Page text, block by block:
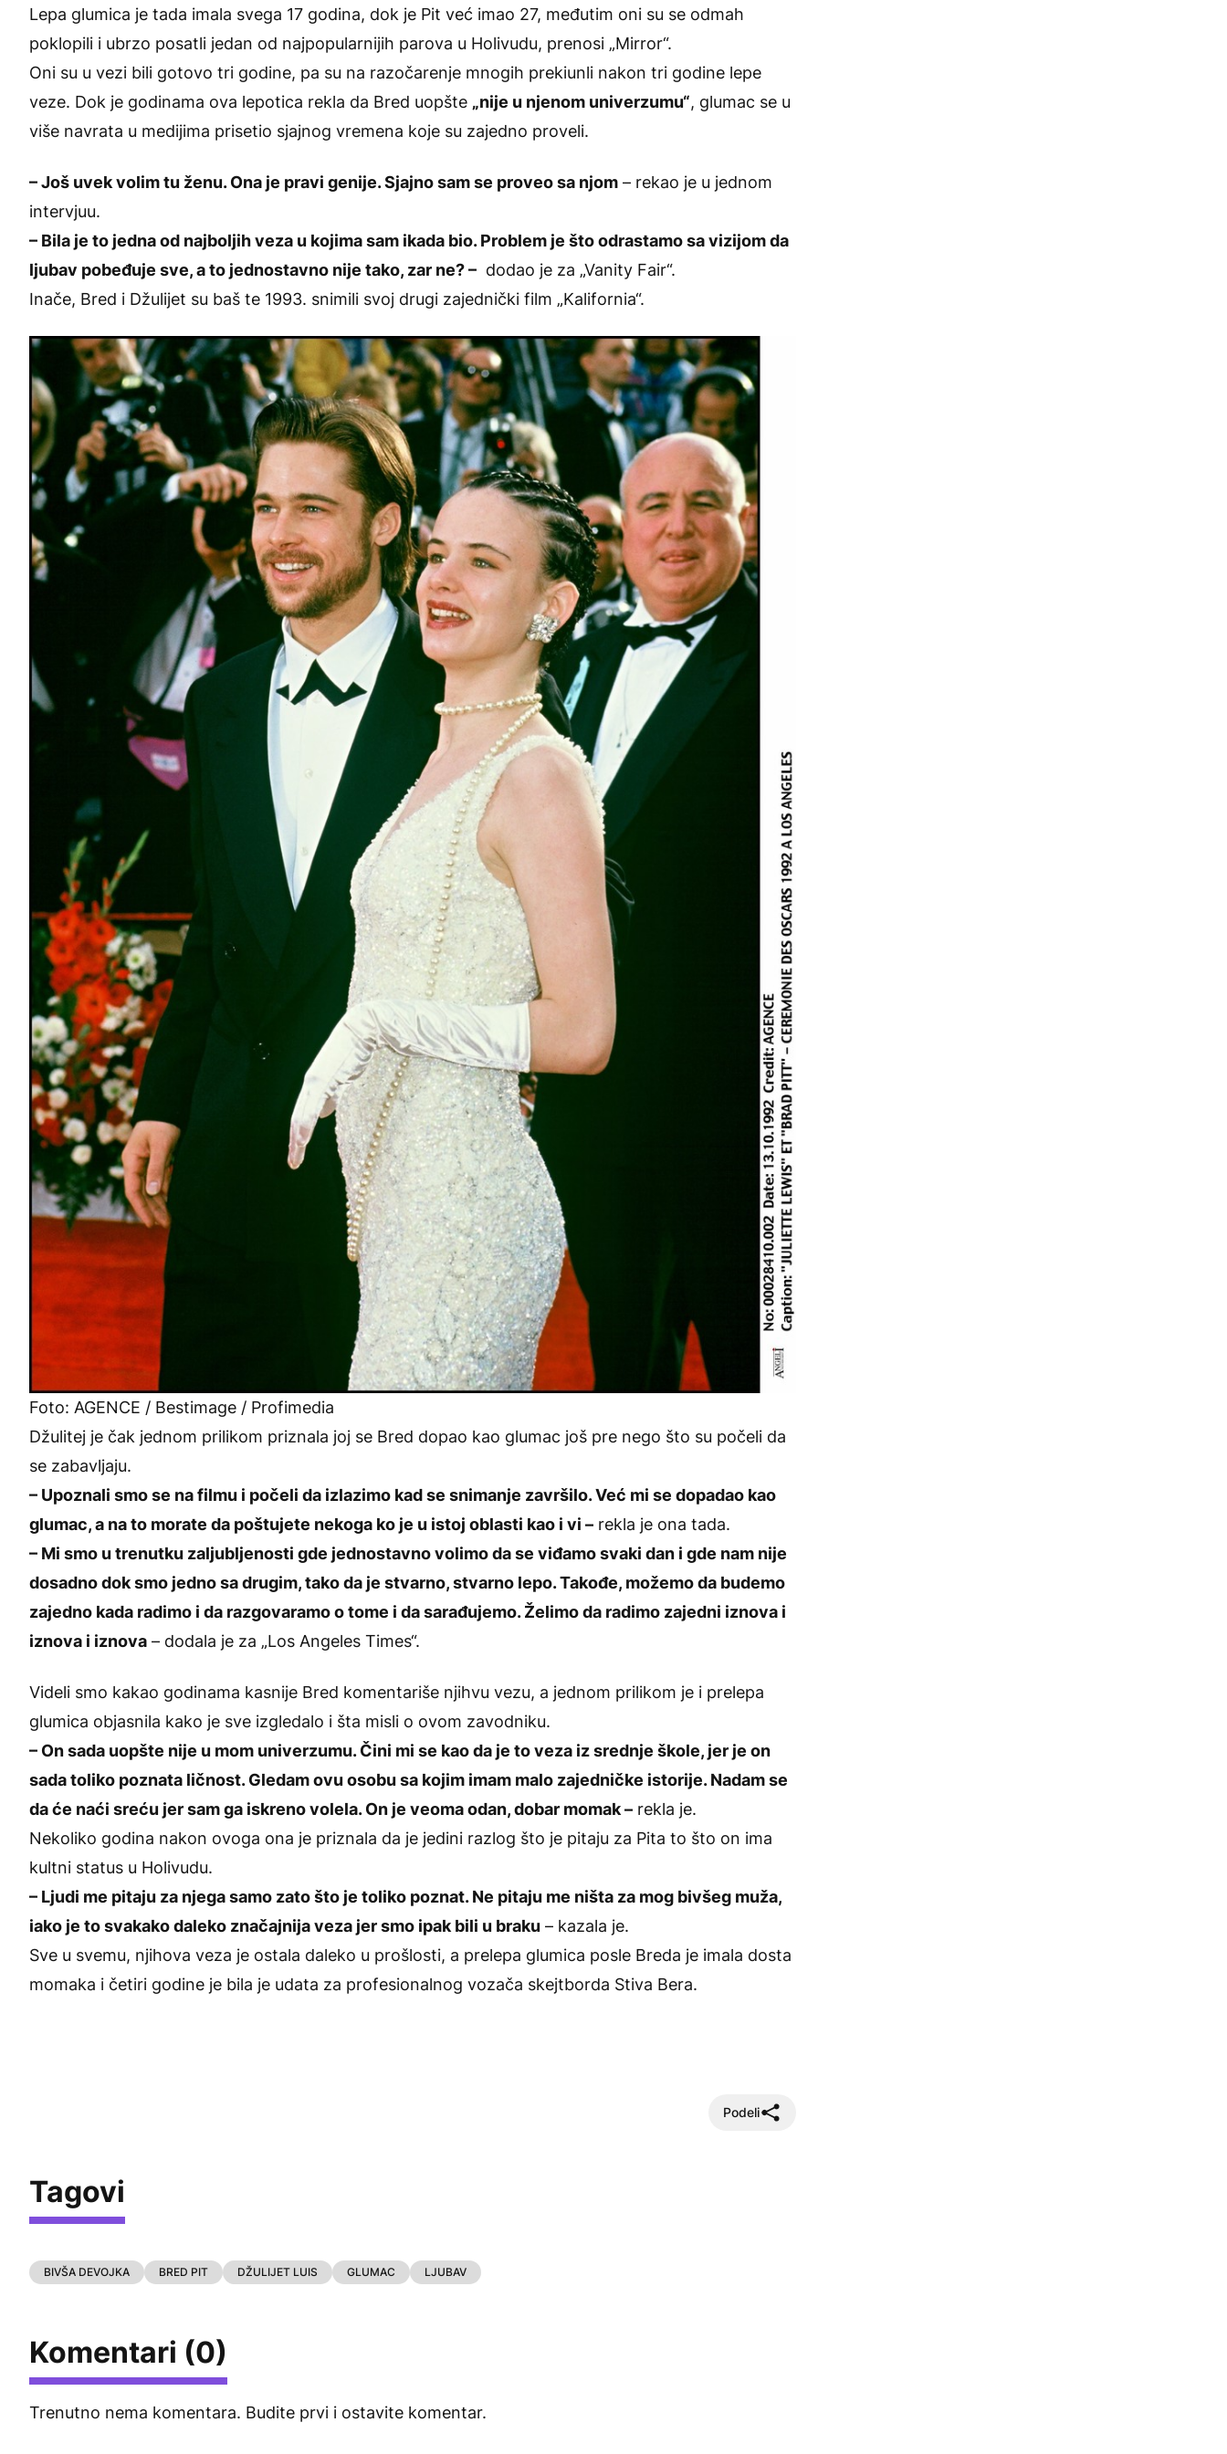
Lepa glumica je tada imala svega 17 godina, dok je Pit već imao 27, međutim oni su se odmah
poklopili i ubrzo posatli jedan od najpopularnijih parova u Holivudu, prenosi „Mirror“.
Oni su u vezi bili gotovo tri godine, pa su na razočarenje mnogih prekiunli nakon tri godine lepe
veze. Dok je godinama ova lepotica rekla da Bred uopšte „nije u njenom univerzumu“, glumac se u
više navrata u medijima prisetio sjajnog vremena koje su zajedno proveli.
– Još uvek volim tu ženu. Ona je pravi genije. Sjajno sam se proveo sa njom – rekao je u jednom
intervjuu.
– Bila je to jedna od najboljih veza u kojima sam ikada bio. Problem je što odrastamo sa vizijom da
ljubav pobeđuje sve, a to jednostavno nije tako, zar ne? – dodao je za „Vanity Fair“.
Inače, Bred i Džulijet su baš te 1993. snimili svoj drugi zajednički film „Kalifornia“.
Foto: AGENCE / Bestimage / Profimedia
Džulitej je čak jednom prilikom priznala joj se Bred dopao kao glumac još pre nego što su počeli da
se zabavljaju.
– Upoznali smo se na filmu i počeli da izlazimo kad se snimanje završilo. Već mi se dopadao kao
glumac, a na to morate da poštujete nekoga ko je u istoj oblasti kao i vi – rekla je ona tada.
– Mi smo u trenutku zaljubljenosti gde jednostavno volimo da se viđamo svaki dan i gde nam nije
dosadno dok smo jedno sa drugim, tako da je stvarno, stvarno lepo. Takođe, možemo da budemo
zajedno kada radimo i da razgovaramo o tome i da sarađujemo. Želimo da radimo zajedni iznova i
iznova i iznova – dodala je za „Los Angeles Times“.
Videli smo kakao godinama kasnije Bred komentariše njihvu vezu, a jednom prilikom je i prelepa
glumica objasnila kako je sve izgledalo i šta misli o ovom zavodniku.
– On sada uopšte nije u mom univerzumu. Čini mi se kao da je to veza iz srednje škole, jer je on
sada toliko poznata ličnost. Gledam ovu osobu sa kojim imam malo zajedničke istorije. Nadam se
da će naći sreću jer sam ga iskreno volela. On je veoma odan, dobar momak – rekla je.
Nekoliko godina nakon ovoga ona je priznala da je jedini razlog što je pitaju za Pita to što on ima
kultni status u Holivudu.
– Ljudi me pitaju za njega samo zato što je toliko poznat. Ne pitaju me ništa za mog bivšeg muža,
iako je to svakako daleko značajnija veza jer smo ipak bili u braku – kazala je.
Sve u svemu, njihova veza je ostala daleko u prošlosti, a prelepa glumica posle Breda je imala dosta
momaka i četiri godine je bila je udata za profesionalnog vozača skejtborda Stiva Bera.
Podeli
Tagovi
BIVŠA DEVOJKA BRED PIT DŽULIJET LUIS GLUMAC LJUBAV
Komentari (0)
Trenutno nema komentara. Budite prvi i ostavite komentar.